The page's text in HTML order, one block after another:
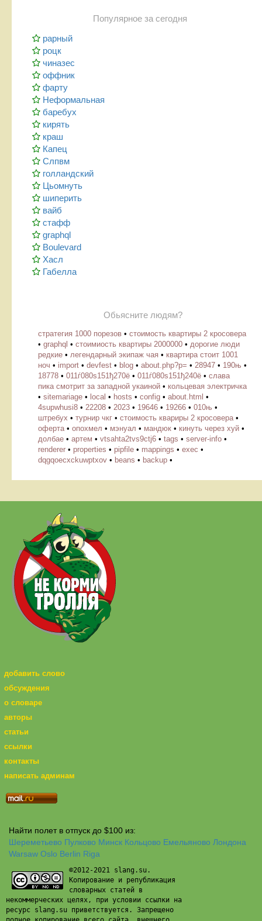
Популярное за сегодня
рарный
роцк
чиназес
оффник
фарту
Неформальная
баребух
кирять
краш
Капец
Слпвм
голландский
Цьомнуть
шиперить
вайб
стафф
graphql
Boulevard
Хасл
Габелла
Обьясните людям?
стратегия 1000 порезов • стоимость квартиры 2 кросовера
• graphql • стоимиость квартиры 2000000 • дорогие люди
редкие • легендарный экипаж чая • квартира стоит 1001
ноч • import • devfest • blog • about.php?p= • 28947 • 190њ •
18778 • 011ѓ080ѕ151ђ270ё • 011ѓ080ѕ151ђ240ё • слава
пика смотрит за западной укаиной • кольцевая электричка
• sitemariage • local • hosts • config • about.html •
4supwhusi8 • 22208 • 2023 • 19646 • 19266 • 010њ •
штребух • турнир чкг • стоимость квариры 2 кросовера •
оферта • опохмел • мэнуал • мандюк • кинуть через хуй •
долбае • артем • vtsahta2tvs9ctj6 • tags • server-info •
renderer • properties • pipfile • mappings • exec •
dqgqoecxckuwptxov • beans • backup •
добавить слово
обсуждения
о словаре
авторы
статьи
ссылки
контакты
написать админам
Найти полет в отпуск до $100 из:
Шереметьево Пулково Минск Кольцово Емельяново Лондона
Warsaw Oslo Berlin Riga
©2012-2021 slang.su.
Копирование и републикация
словарных статей в
некоммерческих целях, при условии ссылки на
ресурс slang.su приветствуется. Запрещено